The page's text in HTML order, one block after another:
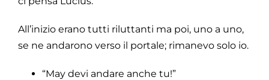
All’inizio erano tutti riluttanti ma poi, uno a uno,
se ne andarono verso il portale; rimanevo solo io.
“May devi andare anche tu!”